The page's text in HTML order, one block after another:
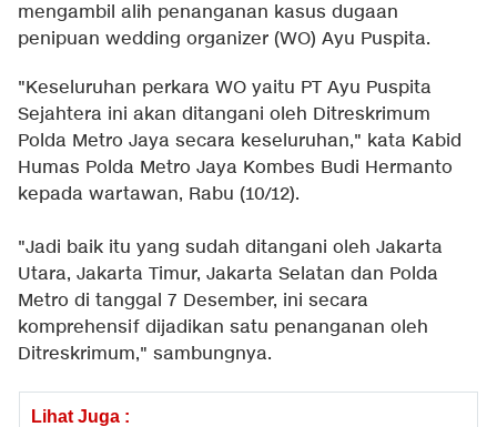
mengambil alih penanganan kasus dugaan
penipuan wedding organizer (WO) Ayu Puspita.
"Keseluruhan perkara WO yaitu PT Ayu Puspita
Sejahtera ini akan ditangani oleh Ditreskrimum
Polda Metro Jaya secara keseluruhan," kata Kabid
Humas Polda Metro Jaya Kombes Budi Hermanto
kepada wartawan, Rabu (10/12).
"Jadi baik itu yang sudah ditangani oleh Jakarta
Utara, Jakarta Timur, Jakarta Selatan dan Polda
Metro di tanggal 7 Desember, ini secara
komprehensif dijadikan satu penanganan oleh
Ditreskrimum," sambungnya.
Lihat Juga :